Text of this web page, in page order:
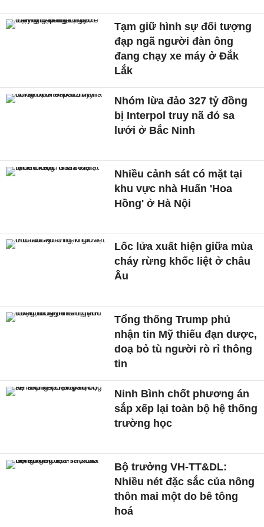
Tạm giữ hình sự đối tượng
đạp ngã người đàn ông
đang chạy xe máy ở Đắk
Lắk
Nhóm lừa đảo 327 tỷ đồng
bị Interpol truy nã đỏ sa
lưới ở Bắc Ninh
Nhiều cảnh sát có mặt tại
khu vực nhà Huấn 'Hoa
Hồng' ở Hà Nội
Lốc lửa xuất hiện giữa mùa
cháy rừng khốc liệt ở châu
Âu
Tổng thống Trump phủ
nhận tin Mỹ thiếu đạn dược,
doạ bỏ tù người rò rỉ thông
tin
Ninh Bình chốt phương án
sắp xếp lại toàn bộ hệ thống
trường học
Bộ trưởng VH-TT&DL:
Nhiều nét đặc sắc của nông
thôn mai một do bê tông
hoá